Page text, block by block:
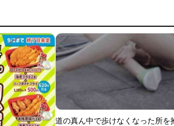
道の真ん中で歩けなくなった所を